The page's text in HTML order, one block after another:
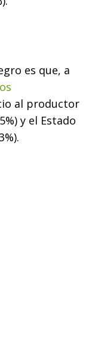
es que, a
al productor
y el Estado